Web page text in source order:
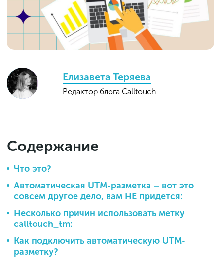
Елизавета Теряева
Редактор блога Calltouch
Содержание
Что это?
Автоматическая UTM-разметка – вот это
совсем другое дело, вам НЕ придется:
Несколько причин использовать метку
calltouch_tm:
Как подключить автоматическую UTM-
разметку?